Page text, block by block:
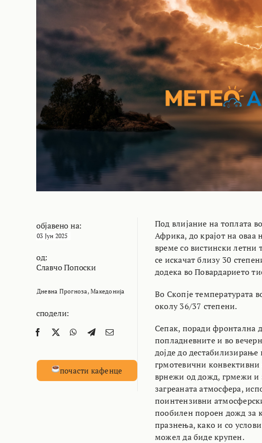
објавено на:
03 Јун 2025
од:
Славчо Попоски
Дневна Прогноза ,Македонија
сподели:
почасти кафенце
Под влијание на топлата
Африка, до крајот на оваа
време со вистински летни
се искачат близу 30
додека во Повардарието
Во Скопје температурата
околу 36/37 степени.
Сепак, поради фронтална
попладневните и во
дојде до
грмотевични конвективни
врнежи од дожд, грмежи и
загреаната атмосфера,
поинтензивни
пообилен пороен дожд за
празнења, како и со услови
можел да биде крупен.